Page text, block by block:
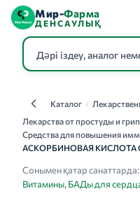
Мир-Фарма
ДЕНСАУЛЫҚ
КаталогКаталог /
Лекарства от простуды и
Средства для повышения
АСКОРБИНОВАЯ КИСЛОТА
Сонымен қатар санаттарда:
Витамины, БАДы для